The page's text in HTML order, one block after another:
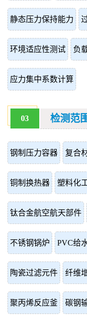
静态压力保持能力
环境适应性测试 负
应力集中系数计算
03 检测范
钢制压力容器 复合
铜制换热器 塑料化
钛合金航空航天部件
不锈钢锅炉 PVC给
陶瓷过滤元件 纤维
聚丙烯反应釜 碳钢